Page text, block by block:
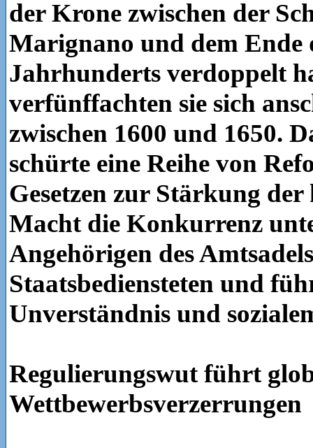
der Krone zwischen der
Marignano und dem Ende
Jahrhunderts verdoppelt
verfünffachten sie sich
zwischen 1600 und 1650.
schürte eine Reihe von
Gesetzen zur Stärkung
Macht die Konkurrenz
Angehörigen des
Staatsbediensteten und
Unverständnis und
Regulierungswut führt
Wettbewerbsverzerrungen